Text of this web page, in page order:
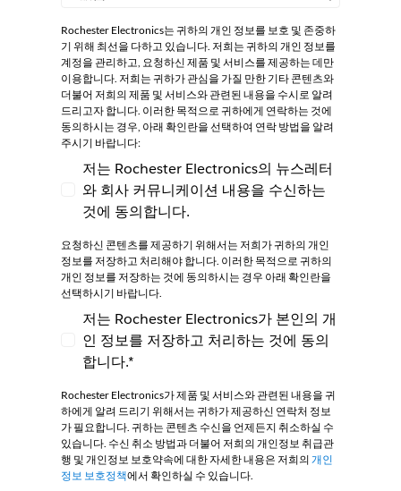
Rochester Electronics는 귀하의 개인 정보를 보호 및 존중하
기 위해 최선을 다하고 있습니다. 저희는 귀하의 개인 정보를
계정을 관리하고, 요청하신 제품 및 서비스를 제공하는 데만
이용합니다. 저희는 귀하가 관심을 가질 만한 기타 콘텐츠와
더불어 저희의 제품 및 서비스와 관련된 내용을 수시로 알려
드리고자 합니다. 이러한 목적으로 귀하에게 연락하는 것에
동의하시는 경우, 아래 확인란을 선택하여 연락 방법을 알려
주시기 바랍니다:
저는 Rochester Electronics의 뉴스레터와 회사
저는 Rochester Electronics의 뉴스레터
와 회사 커뮤니케이션 내용을 수신하는
것에 동의합니다.
요청하신 콘텐츠를 제공하기 위해서는 저희가 귀하의 개인
정보를 저장하고 처리해야 합니다. 이러한 목적으로 귀하의
개인 정보를 저장하는 것에 동의하시는 경우 아래 확인란을
선택하시기 바랍니다.
저는 Rochester Electronics가 본인의 개인 정보
저는 Rochester Electronics가 본인의 개
인 정보를 저장하고 처리하는 것에 동의
합니다.*
Rochester Electronics가 제품 및 서비스와 관련된 내용을 귀
하에게 알려 드리기 위해서는 귀하가 제공하신 연락처 정보
가 필요합니다. 귀하는 콘텐츠 수신을 언제든지 취소하실 수
있습니다. 수신 취소 방법과 더불어 저희의 개인정보 취급관
행 및 개인정보 보호약속에 대한 자세한 내용은 저희의 개인
정보 보호정책에서 확인하실 수 있습니다.